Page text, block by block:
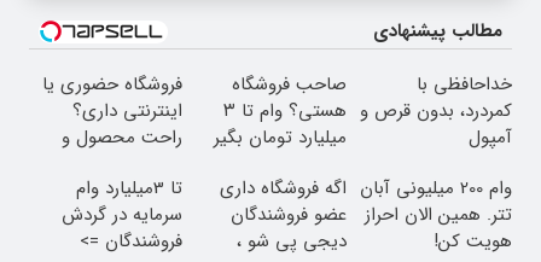
مطالب پیشنهادی
خداحافظی با
کمردرد، بدون قرص و
آمپول
صاحب فروشگاه
هستی؟ وام تا ۳
میلیارد تومان بگیر
فروشگاه حضوری یا
اینترنتی داری؟
راحت محصول و
وام 200 میلیونی آبان
تتر. همین الان احراز
هویت کن!
اگه فروشگاه داری
عضو فروشندگان
دیجی پی شو ،
تا 3میلیارد وام
سرمایه در گردش
فروشندگان =>